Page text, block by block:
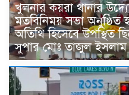
খুলনার কয়রা থানার
মতবিনিময় সভা অনুষ্ঠিত
অতিথি হিসেবে উপস্থিত
সুপার মোঃ তাজুল